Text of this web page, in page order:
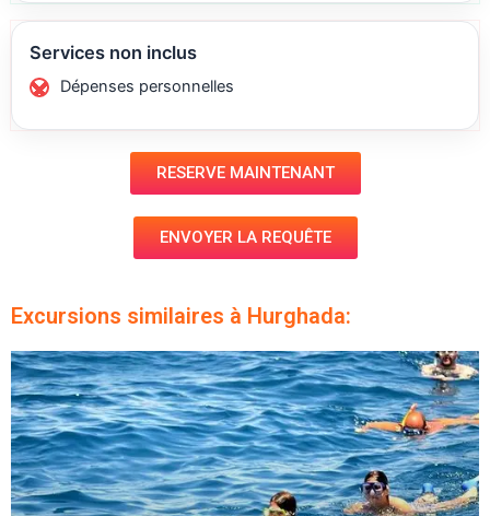
Services non inclus
Dépenses personnelles
RESERVE MAINTENANT
ENVOYER LA REQUÊTE
Excursions similaires à Hurghada: